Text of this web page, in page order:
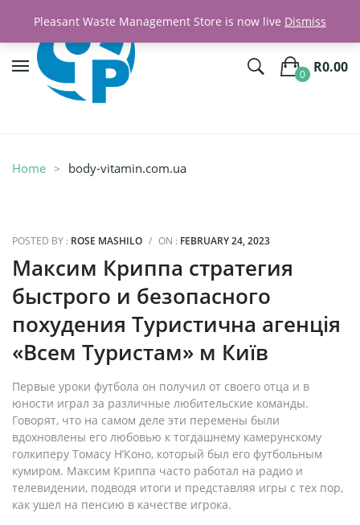
0 R0.00
Home body-vitamin.com.ua
POSTED BY : ROSE MASHILO / ON : FEBRUARY 24, 2023
Максим Криппа стратегия
быстрого и безопасного
похудения Туристична агенція
«Всем Туристам» м Київ
Первые уроки футбола он получил от своего отца и в
юности играл за различные любительские команды.
Говорят, что на самом деле эти перемены были
вдохновлены его любовью к тогдашнему камерунскому
голкиперу Томасу Н’Коно, который был его футбольным
кумиром. Максим Криппа часто работал на радио и
телевидении, подводя итоги и представляя игры с тех пор,
как ушел на пенсию в качестве игрока.
Pleasant Waste Management Store is now live Dismiss